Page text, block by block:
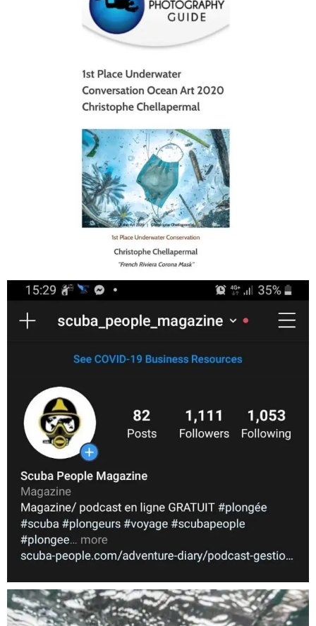
scuba_people_magazine
Nov 5
scuba_people_magazine